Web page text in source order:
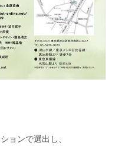
ョンで選出し、